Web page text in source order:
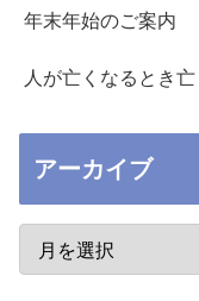
年末年始のご案内
人が亡くなるとき
アーカイブ